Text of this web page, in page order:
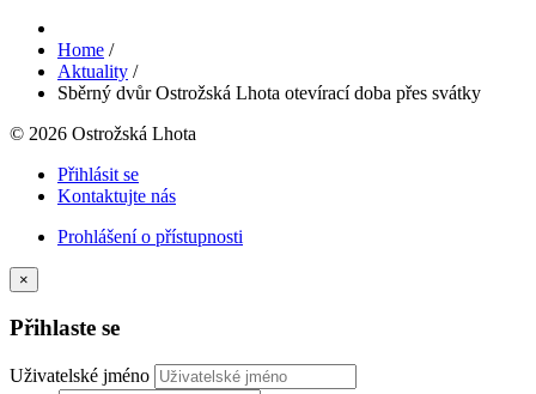
Home /
Aktuality /
Sběrný dvůr Ostrožská Lhota otevírací doba přes svátky
© 2026 Ostrožská Lhota
Přihlásit se
Kontaktujte nás
Prohlášení o přístupnosti
×
Přihlaste se
Uživatelské jméno